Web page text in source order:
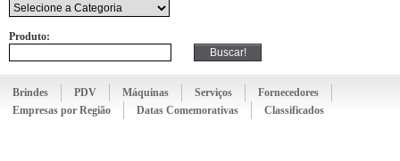
Produto:
Brindes PDV Máquinas Serviços
Fornecedores
Empresas por Região
Datas Comemorativas Classificados